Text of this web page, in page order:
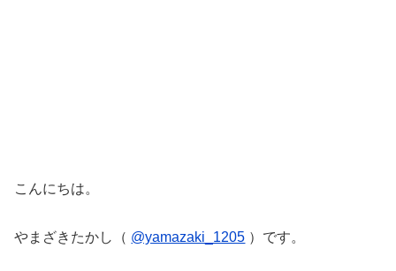
こんにちは。
やまざきたかし（ @yamazaki_1205 ）です。